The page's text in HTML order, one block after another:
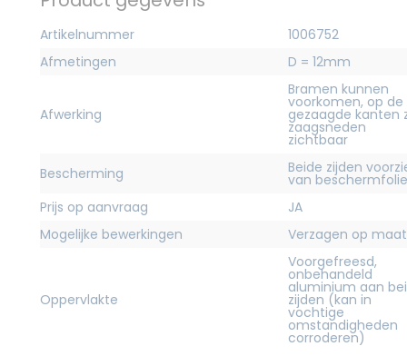
Artikelnummer
1006752
Afmetingen
D = 12mm
Afwerking
Bramen kunnen
voorkomen, op de
gezaagde kanten
zaagsneden
zichtbaar
Bescherming
Beide zijden
van beschermfolie
Prijs op aanvraag
JA
Mogelijke bewerkingen
Verzagen op maat
Oppervlakte
Voorgefreesd,
onbehandeld
aluminium aan
zijden (kan in
vochtige
omstandigheden
corroderen)